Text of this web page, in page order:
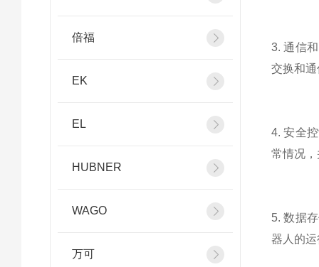
倍福
EK
EL
HUBNER
WAGO
万可
3. 通信
交换和
4. 安全
常情况
5. 数据
器人的